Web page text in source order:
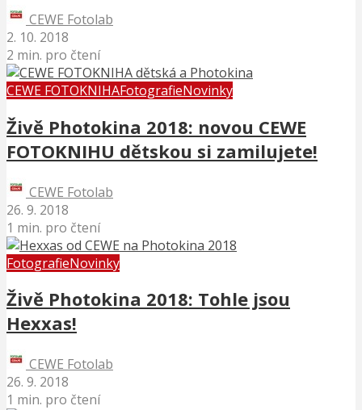
CEWE Fotolab
2. 10. 2018
2 min. pro čtení
CEWE FOTOKNIHAFotografieNovinky
Živě Photokina 2018: novou CEWE
FOTOKNIHU dětskou si zamilujete!
CEWE Fotolab
26. 9. 2018
1 min. pro čtení
FotografieNovinky
Živě Photokina 2018: Tohle jsou
Hexxas!
CEWE Fotolab
26. 9. 2018
1 min. pro čtení